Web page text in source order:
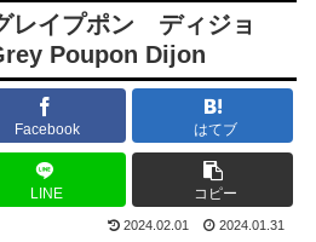
イプポン ディジョ
Poupon Dijon
Facebook はてブ
LINE コピー
2024.02.01 2024.01.31